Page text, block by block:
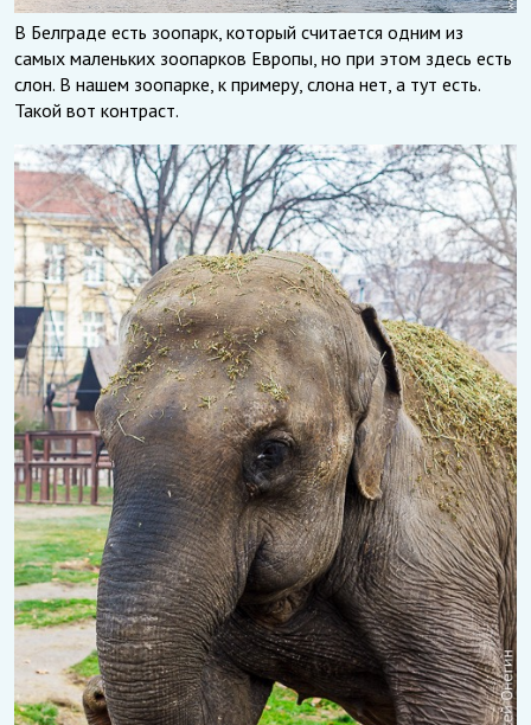
В Белграде есть зоопарк, который считается одним из
самых маленьких зоопарков Европы, но при этом здесь есть
слон. В нашем зоопарке, к примеру, слона нет, а тут есть.
Такой вот контраст.